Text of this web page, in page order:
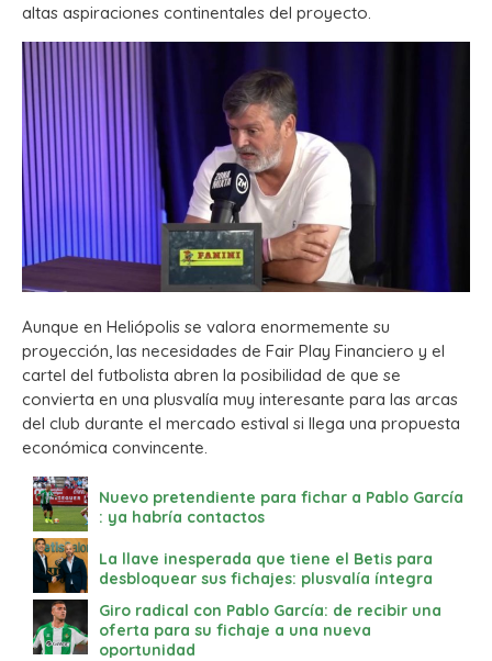
altas aspiraciones continentales del proyecto.
Aunque en Heliópolis se valora enormemente su
proyección, las necesidades de Fair Play Financiero y el
cartel del futbolista abren la posibilidad de que se
convierta en una plusvalía muy interesante para las arcas
del club durante el mercado estival si llega una propuesta
económica convincente.
Nuevo pretendiente para fichar a Pablo García
: ya habría contactos
La llave inesperada que tiene el Betis para
desbloquear sus fichajes: plusvalía íntegra
Giro radical con Pablo García: de recibir una
oferta para su fichaje a una nueva
oportunidad